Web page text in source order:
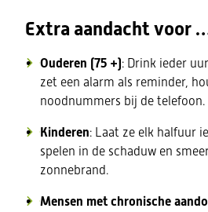
Extra aandacht voor
Ouderen (75 +): Drink ieder
zet een alarm als reminder,
noodnummers bij de telefoon.
Kinderen: Laat ze elk halfuur
spelen in de schaduw en
zonnebrand.
Mensen met chronische